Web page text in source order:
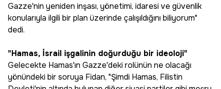
Gazze'nin yeniden inşası, yönetimi, idaresi ve güvenlik
konularıyla ilgili bir plan üzerinde çalışıldığını biliyorum"
dedi.
"Hamas, İsrail işgalinin doğurduğu bir ideoloji"
Gelecekte Hamas'ın Gazze'deki rolünün ne olacağı
yönündeki bir soruya Fidan, "Şimdi Hamas, Filistin